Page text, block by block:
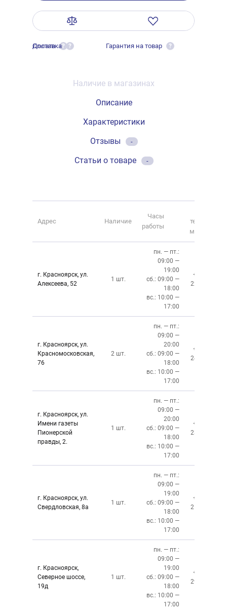
Оплата ?
Доставка ? Гарантия на товар ?
Наличие в магазинах
Описание
Характеристики
Отзывы
-
Статьи о товаре -
Адрес Наличие
Часы
работы
телефона
магазина
г. Красноярск, ул.
Алексеева, 52
1 шт.
пн. — пт.:
09:00 —
19:00
сб.: 09:00 —
18:00
вс.: 10:00 —
17:00
+7 (391)
220-08-02
г. Красноярск, ул.
Красномосковская,
76
2 шт.
пн. — пт.:
09:00 —
20:00
сб.: 09:00 —
18:00
вс.: 10:00 —
17:00
+7 (391)
243-83-01
г. Красноярск, ул.
Имени газеты
Пионерской
правды, 2.
1 шт.
пн. — пт.:
09:00 —
20:00
сб.: 09:00 —
18:00
вс.: 10:00 —
17:00
+7 (391)
237-34-34
г. Красноярск, ул.
Свердловская, 8а
1 шт.
пн. — пт.:
09:00 —
19:00
сб.: 09:00 —
18:00
вс.: 10:00 —
17:00
+7 (391)
219-27-50
г. Красноярск,
Северное шоссе,
19д
1 шт.
пн. — пт.:
09:00 —
19:00
сб.: 09:00 —
18:00
вс.: 10:00 —
17:00
+7 (391)
299-76-06